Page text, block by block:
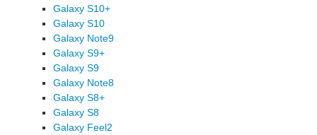
Galaxy S10+
Galaxy S10
Galaxy Note9
Galaxy S9+
Galaxy S9
Galaxy Note8
Galaxy S8+
Galaxy S8
Galaxy Feel2